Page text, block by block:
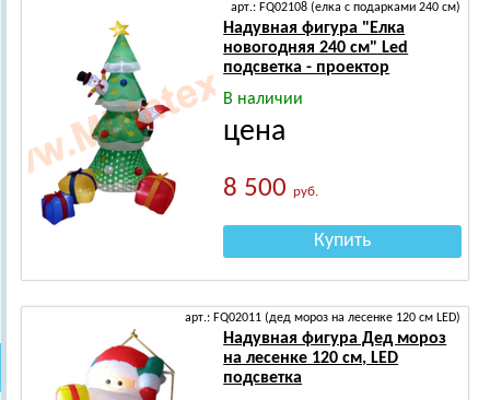
арт.: FQ02108 (елка с подарками 240 см)
Надувная фигура "Елка
новогодняя 240 см" Led
подсветка - проектор
В наличии
цена
8 500руб.
Купить
арт.: FQ02011 (дед мороз на лесенке 120 см LED)
Надувная фигура Дед мороз
на лесенке 120 см, LED
подсветка